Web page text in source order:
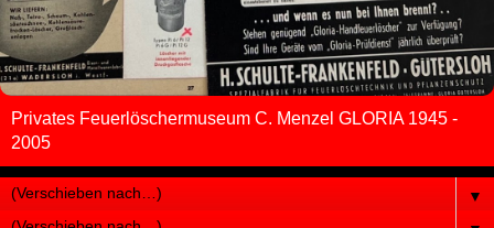
Privates Feuerlöschermuseum C. Menzel GLORIA 1945 -
2005
▼